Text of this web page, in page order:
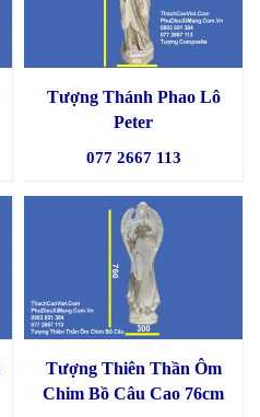
Tượng Thánh Phao Lô
Peter
077 2667 113
Tượng Thiên Thần Ôm
Chim Bồ Câu Cao 76cm